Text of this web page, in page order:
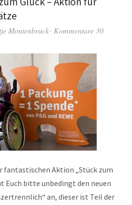
Montenbruck Kommentare 30
fantastischen Aktion „Stück zum
Euch bitte unbedingt den neuen
an, dieser ist Teil der